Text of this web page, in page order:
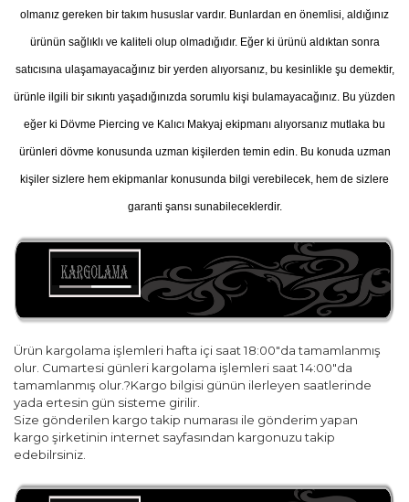
olmanız gereken bir takım hususlar vardır. Bunlardan en önemlisi, aldığınız
ürünün sağlıklı ve kaliteli olup olmadığıdır. Eğer ki ürünü aldıktan sonra
satıcısına ulaşamayacağınız bir yerden alıyorsanız, bu kesinlikle şu demektir,
ürünle ilgili bir sıkıntı yaşadığınızda sorumlu kişi bulamayacağınız. Bu yüzden
eğer ki Dövme Piercing ve Kalıcı Makyaj ekipmanı alıyorsanız mutlaka bu
ürünleri dövme konusunda uzman kişilerden temin edin. Bu konuda uzman
kişiler sizlere hem ekipmanlar konusunda bilgi verebilecek, hem de sizlere
garanti şansı sunabileceklerdir.
Ürün kargolama işlemleri hafta içi saat 18:00"da tamamlanmış
olur. Cumartesi günleri kargolama işlemleri saat 14:00"da
tamamlanmış olur.?Kargo bilgisi günün ilerleyen saatlerinde
yada ertesin gün sisteme girilir.
Size gönderilen kargo takip numarası ile gönderim yapan
kargo şirketinin internet sayfasından kargonuzu takip
edebilrsiniz.